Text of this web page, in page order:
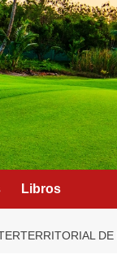
Libros